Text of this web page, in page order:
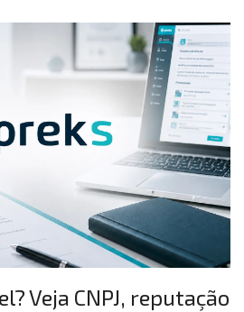
Veja CNPJ, reputação